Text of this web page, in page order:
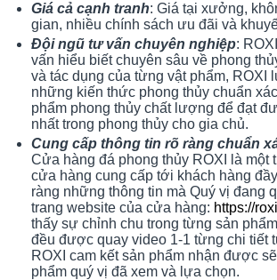
Giá cả cạnh tranh: Giá tại xưởng,
gian, nhiều chính sách ưu đãi và
Đội ngũ tư vấn chuyên nghiệp:
vấn hiểu biết chuyên sâu về phong
và tác dụng của từng vật phẩm, ROXI
những kiến thức phong thủy chuẩn
phẩm phong thủy chất lượng để đạt
nhất trong phong thủy cho gia chủ.
Cung cấp thông tin rõ ràng chuẩn
Cửa hàng đá phong thủy ROXI là một
cửa hàng cung cấp tới khách hàng
ràng những thông tin mà Quý vị đang
trang website của cửa hàng: https://
thấy sự chỉnh chu trong từng sản
đều được quay video 1-1 từng chi tiết
ROXI cam kết sản phẩm nhận được
phẩm quý vị đã xem và lựa chọn.